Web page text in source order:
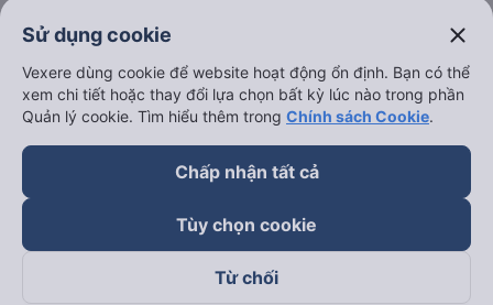
Sử dụng cookie close
Vexere dùng cookie để website hoạt động ổn định. Bạn có thể
xem chi tiết hoặc thay đổi lựa chọn bất kỳ lúc nào trong phần
Quản lý cookie. Tìm hiểu thêm trong Chính sách Cookie.
Chấp nhận tất cả
Tùy chọn cookie
Từ chối